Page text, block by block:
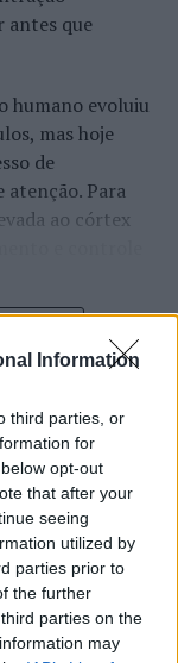
Information
third parties, or
for
opt-out
that after your
seeing
utilized by
parties prior to
the further
parties on the
may
antes que
humano evoluiu
mas hoje
de
atenção. Para
ao córtex
recompensa do
sua visão,
memória e
o stress
e
que não há
mudanças
observada,
com
Assche